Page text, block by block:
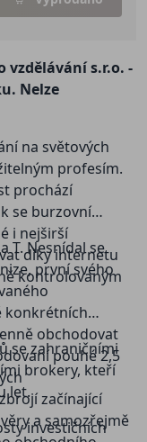
s.r.o. -
Nelze
na světových
profesím.
prochází
se burzovní
i nejširší
díky internetu
kontrolovaným
T. Nesnídal se
první svého
konkrétních
obchodovat
pouhé 2,5
začínající
a samozřejmě
se zahraničními
brokery, kteří
let.
investičních